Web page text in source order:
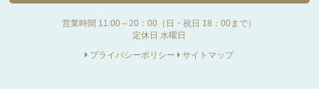
営業時間 11:00～20：00（日・祝日 18：00まで）
定休日 水曜日
プライバシーポリシー
サイトマップ